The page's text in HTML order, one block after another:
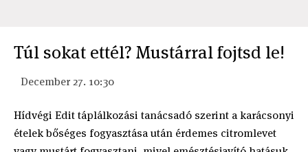
Túl sokat ettél? Mustárral fojtsd le!
December 27. 10:30
Hídvégi Edit táplálkozási tanácsadó szerint a karácsonyi
ételek bőséges fogyasztása után érdemes citromlevet